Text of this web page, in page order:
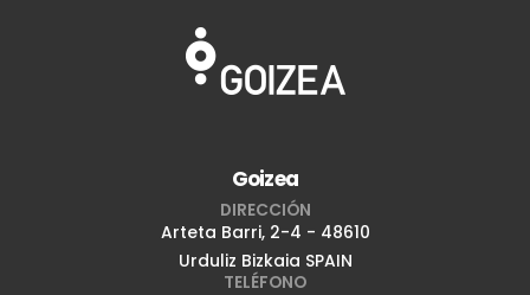
Goizea
DIRECCIÓN
Arteta Barri, 2-4 - 48610
Urduliz Bizkaia SPAIN
TELÉFONO